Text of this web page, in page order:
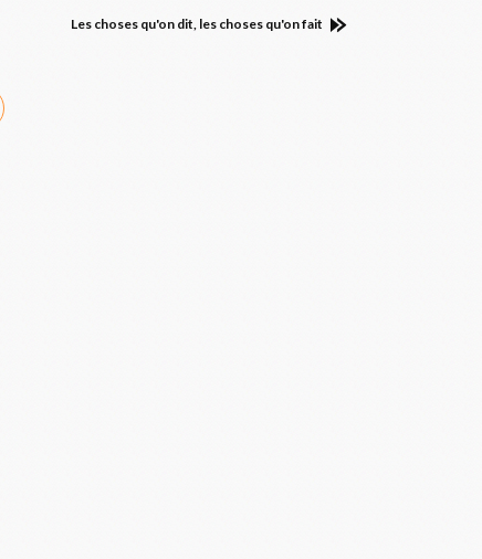
Les choses qu'on dit, les choses qu'on fait